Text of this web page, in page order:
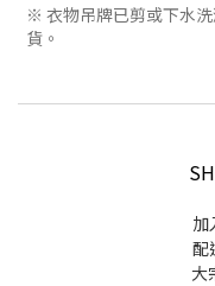
※ 衣物吊牌已剪或下水
貨。
加
配
大